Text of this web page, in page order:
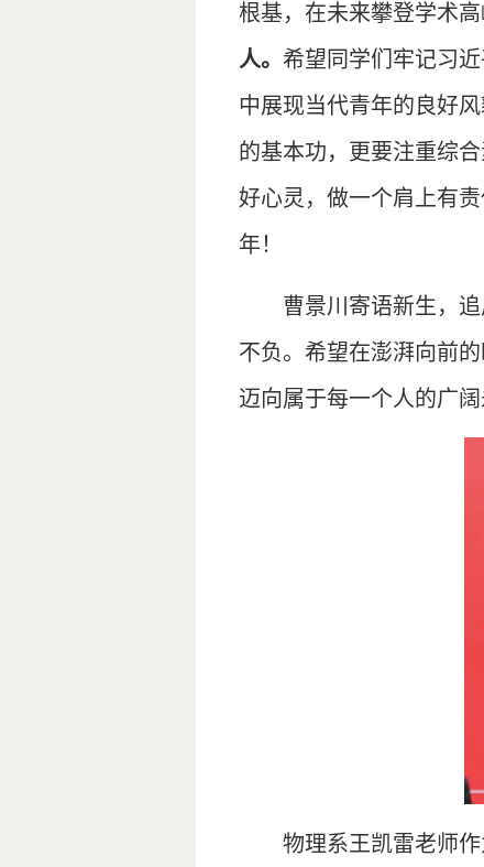
根基，在未来攀登学术
人。 希望同学们牢记习
中展现当代青年的良好风
的基本功，更要注重综
好心灵，做一个肩上有
年！
曹景川寄语新生，
不负。希望在澎湃向前
迈向属于每一个人的广阔
物理系王凯雷老师